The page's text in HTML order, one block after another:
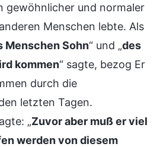
gewöhnlicher und normaler
Menschen lebte. Als
Menschen Sohn“ und „des
kommen“ sagte, bezog Er
durch die
letzten Tagen.
„Zuvor aber muß er viel
werden von diesem